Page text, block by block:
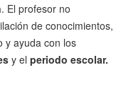
. El profesor no
de conocimientos,
y ayuda con los
y el periodo escolar.